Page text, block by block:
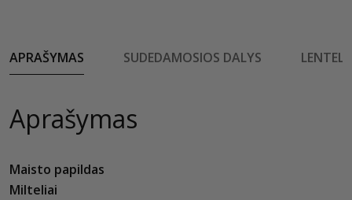
APRAŠYMAS SUDEDAMOSIOS DALYS LENTELĖ
Aprašymas
Maisto papildas
Milteliai